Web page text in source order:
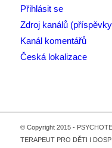
Přihlásit se
Zdroj kanálů
Kanál komentářů
Česká lokalizace
© Copyright 2015 -
TERAPEUT PRO DĚTI I